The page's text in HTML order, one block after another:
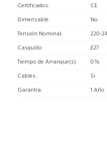
Certificados
CE
Dimerizable
No
Tensión Nominal
220-
Casquillo
E27
Tiempo de Arranque(s)
0.1s
Cables
Si
Garantía
1 Año